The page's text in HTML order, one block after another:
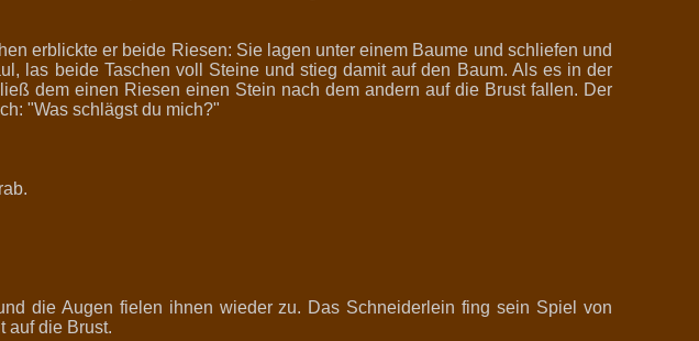
erblickte er beide Riesen: Sie lagen unter einem Baume und schliefen und
las beide Taschen voll Steine und stieg damit auf den Baum. Als es in der
dem einen Riesen einen Stein nach dem andern auf die Brust fallen. Der
"Was schlägst du mich?"
die Augen fielen ihnen wieder zu. Das Schneiderlein fing sein Spiel von
auf die Brust.